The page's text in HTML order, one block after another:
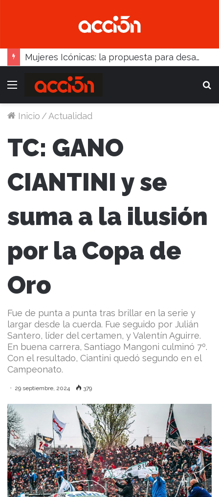
Mujeres Icónicas: la propuesta para desarrollo empresarial femenino que llega a Balcarce
Menú
Inicio /Actualidad
TC: GANO
CIANTINI y se
suma a la ilusión
por la Copa de
Oro
Fue de punta a punta tras brillar en la serie y
largar desde la cuerda. Fue seguido por Julián
Santero, líder del certamen, y Valentín Aguirre.
En buena carrera, Santiago Mangoni culminó 7º.
Con el resultado, Ciantini quedó segundo en el
Campeonato.
29 septiembre, 2024 379